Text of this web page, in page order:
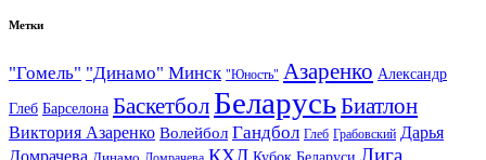
Метки
"Гомель" "Динамо" Минск "Юность" Азаренко Александр
Глеб Барселона Баскетбол БеларусьБиатлон
Виктория Азаренко Волейбол Гандбол Глеб Грабовский Дарья
Домрачева Динамо КХЛ Кубок Беларуси Лига